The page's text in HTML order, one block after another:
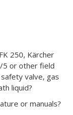
250, Kärcher
5 or other field
valve, gas
liquid?
or manuals?